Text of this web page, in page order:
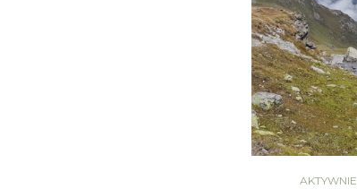
AKTYWNIE